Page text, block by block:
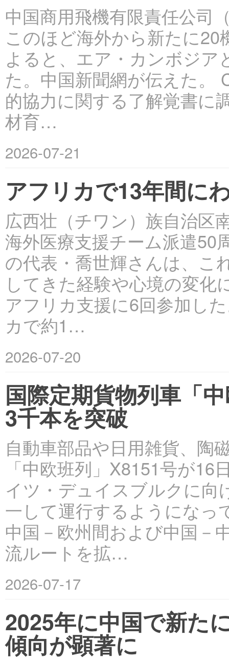
中国商用飛機有限責任公司
このほど海外から新たに
よると、エア・カンボジア
た。中国新聞網が伝えた。
的協力に関する了解覚書に
材育…
2026-07-21
アフリカで13年間に
広西壮（チワン）族自治区
海外医療支援チーム派遣50
の代表・喬世輝さんは、こ
してきた経験や心境の変化
アフリカ支援に6回参加し
カで約1…
2026-07-20
国際定期貨物列車「
3千本を突破
自動車部品や日用雑貨、陶
「中欧班列」X8151号が
イツ・デュイスブルクに向
一して運行するようになっ
中国－欧州間および中国－
流ルートを拡…
2026-07-17
2025年に中国で新た
傾向が顕著に